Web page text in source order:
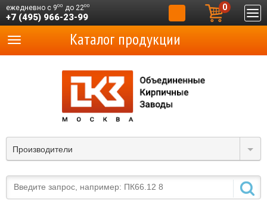
ежедневно с 900 до 2200
+7 (495) 966-23-99
0
Производители
Каталог продукции